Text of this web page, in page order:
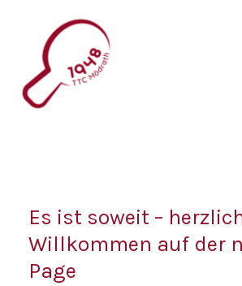
springen
Es ist soweit –
Willkommen auf der
Page
ist
soweit
–
t
a